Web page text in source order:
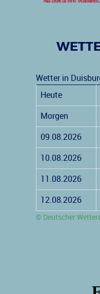
Wetter in
Heute
Morgen
09.08.2026
10.08.2026
11.08.2026
12.08.2026
© Deutscher